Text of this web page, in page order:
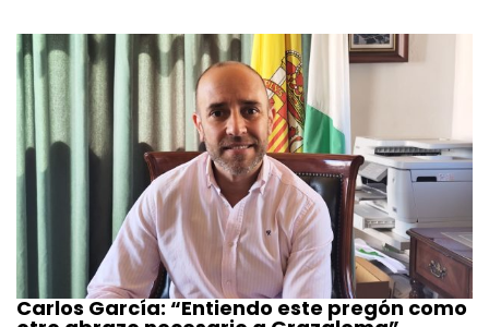
Carlos García: “Entiendo este pregón como